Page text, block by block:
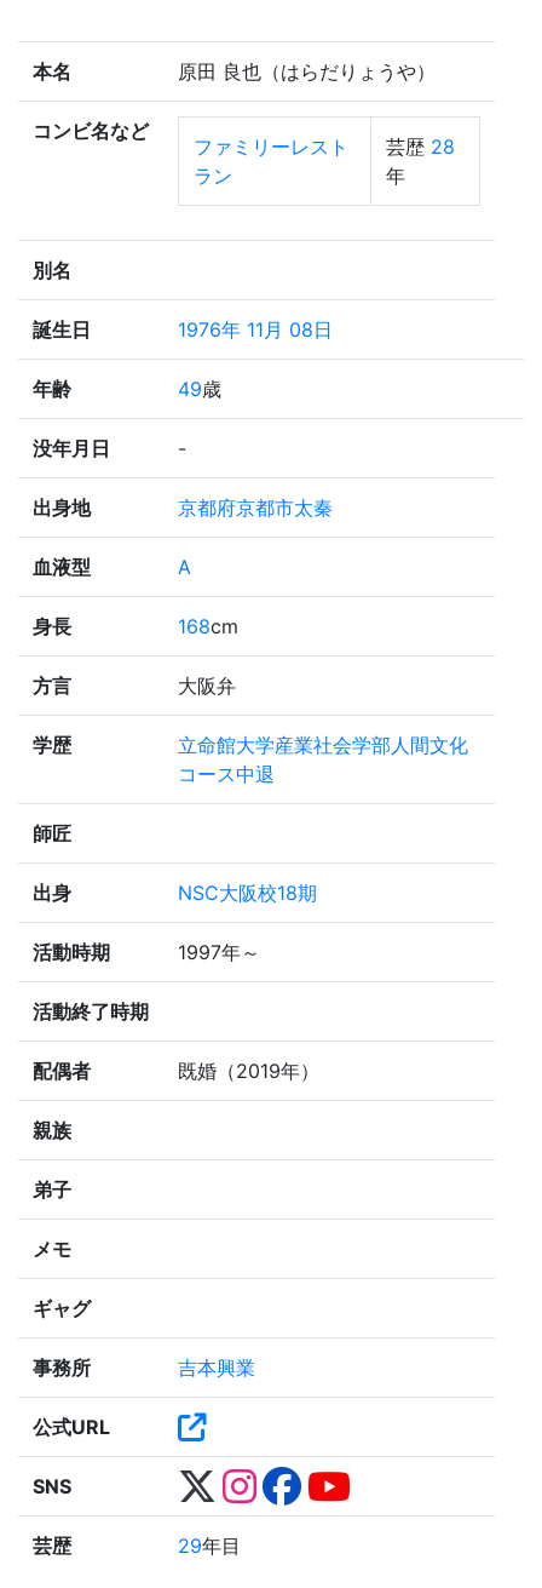
本名 原田 良也（はらだりょうや）
コンビ名など
ファミリーレスト
ラン
芸歴 28
年
別名
誕生日 1976年 11月 08日
年齢 49歳
没年月日 -
出身地 京都府京都市太秦
血液型 A
身長 168cm
方言 大阪弁
学歴
立命館大学産業社会学部人間文化
コース中退
師匠
出身 NSC大阪校18期
活動時期 1997年～
活動終了時期
配偶者 既婚（2019年）
親族
弟子
メモ
ギャグ
事務所 吉本興業
公式URL
SNS
芸歴 29年目